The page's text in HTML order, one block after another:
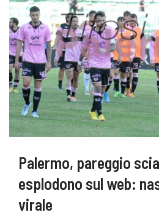
Palermo, pareggio
esplodono sul web:
virale